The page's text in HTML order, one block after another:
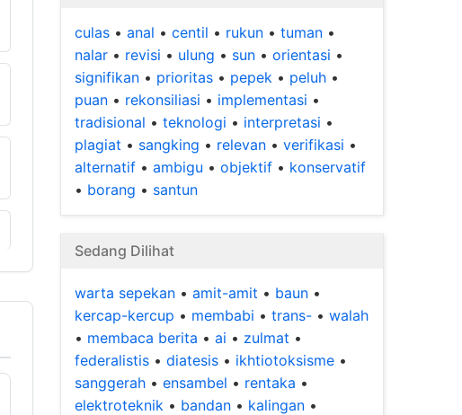
culas • anal • centil • rukun • tuman •
nalar • revisi • ulung • sun • orientasi •
signifikan • prioritas • pepek • peluh •
puan • rekonsiliasi • implementasi •
tradisional • teknologi • interpretasi •
plagiat • sangking • relevan • verifikasi •
alternatif • ambigu • objektif • konservatif
• borang • santun
Sedang Dilihat
warta sepekan • amit-amit • baun •
kercap-kercup • membabi • trans- • walah
• membaca berita • ai • zulmat •
federalistis • diatesis • ikhtiotoksisme •
sanggerah • ensambel • rentaka •
elektroteknik • bandan • kalingan •